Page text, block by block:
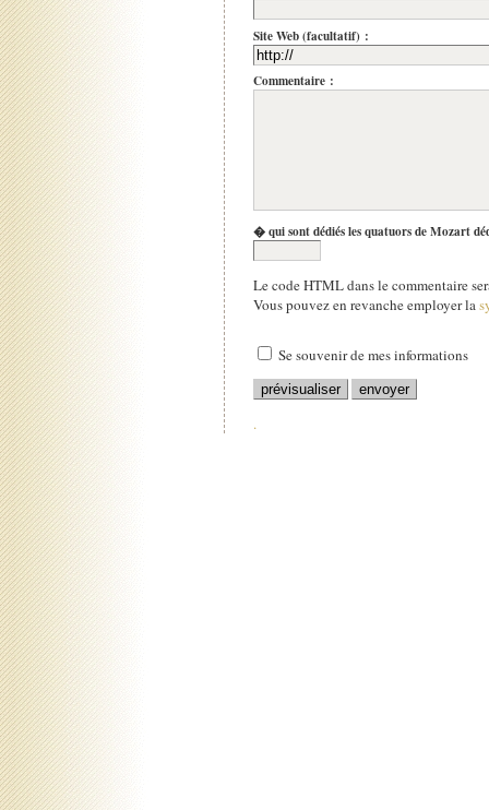
Site Web (facultatif) :
Commentaire :
� qui sont dédiés les quatuors de Mozart
Le code HTML dans le commentaire
Vous pouvez en revanche employer la
Se souvenir de mes informations
.